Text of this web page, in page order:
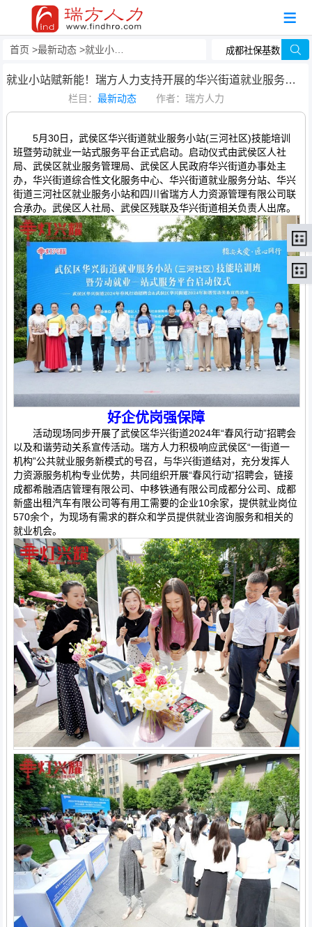
首页 最新动态 就业小站赋新能！瑞方人力支持开展的华兴街道就业服务小站技能培训班今日启动！
就业小站赋新能！瑞方人力支持开展的华兴街道就业服务小站技能培训班今日启动！
栏目： 最新动态 作者：瑞方人力
5月30日，武侯区华兴街道就业服务小站(三河社区)技能培训
班暨劳动就业一站式服务平台正式启动。启动仪式由武侯区人社
局、武侯区就业服务管理局、武侯区人民政府华兴街道办事处主
办，华兴街道综合性文化服务中心、华兴街道就业服务分站、华兴
街道三河社区就业服务小站和四川省瑞方人力资源管理有限公司联
合承办。武侯区人社局、武侯区残联及华兴街道相关负责人出席。
好企优岗强保障
活动现场同步开展了武侯区华兴街道2024年“春风行动”招聘会
以及和谐劳动关系宣传活动。瑞方人力积极响应武侯区“一街道一
机构”公共就业服务新模式的号召，与华兴街道结对，充分发挥人
力资源服务机构专业优势，共同组织开展“春风行动”招聘会，链接
成都希融酒店管理有限公司、中移铁通有限公司成都分公司、成都
新盛出租汽车有限公司等有用工需要的企业10余家，提供就业岗位
570余个，为现场有需求的群众和学员提供就业咨询服务和相关的
就业机会。